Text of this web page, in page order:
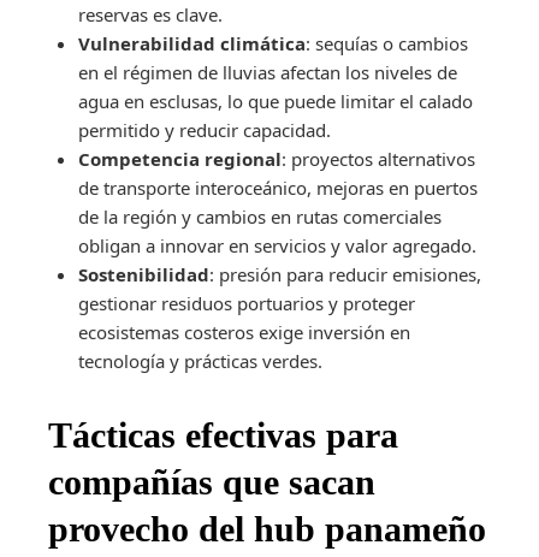
reservas es clave.
Vulnerabilidad climática: sequías o cambios
en el régimen de lluvias afectan los niveles de
agua en esclusas, lo que puede limitar el calado
permitido y reducir capacidad.
Competencia regional: proyectos alternativos
de transporte interoceánico, mejoras en puertos
de la región y cambios en rutas comerciales
obligan a innovar en servicios y valor agregado.
Sostenibilidad: presión para reducir emisiones,
gestionar residuos portuarios y proteger
ecosistemas costeros exige inversión en
tecnología y prácticas verdes.
Tácticas efectivas para
compañías que sacan
provecho del hub panameño